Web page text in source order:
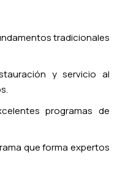
tradicionales
y servicio al
programas de
que forma expertos